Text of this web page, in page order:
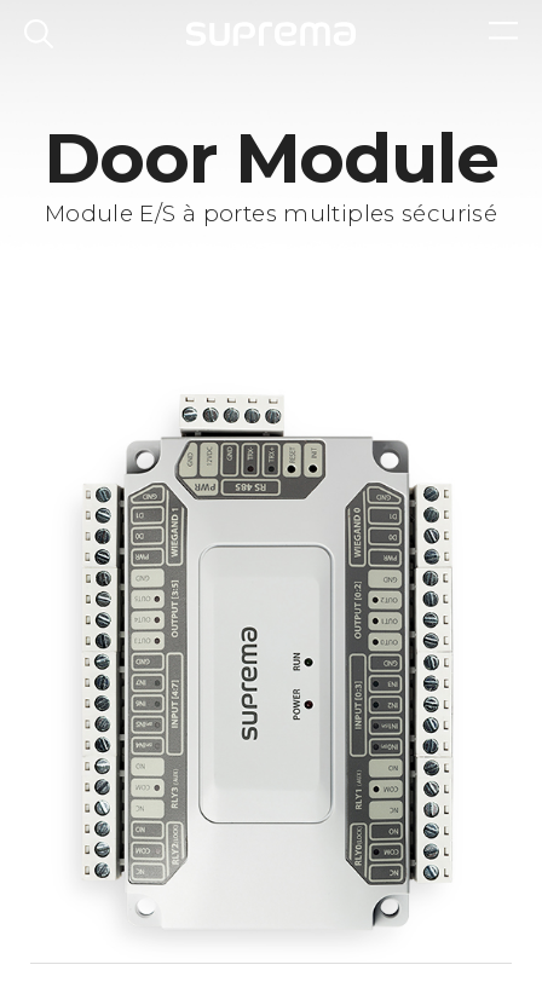
Door Module
Module E/S à portes multiples sécurisé